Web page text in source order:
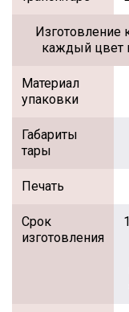
Изготовление
каждый цвет
Материал
упаковки
Габариты
тары
Печать
Срок
изготовления